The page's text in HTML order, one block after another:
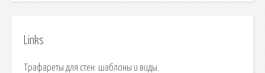
Links
Трафареты для стен: шаблоны и виды.